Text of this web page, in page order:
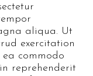
aliqua. Ut
exercitation
commodo
reprehenderit